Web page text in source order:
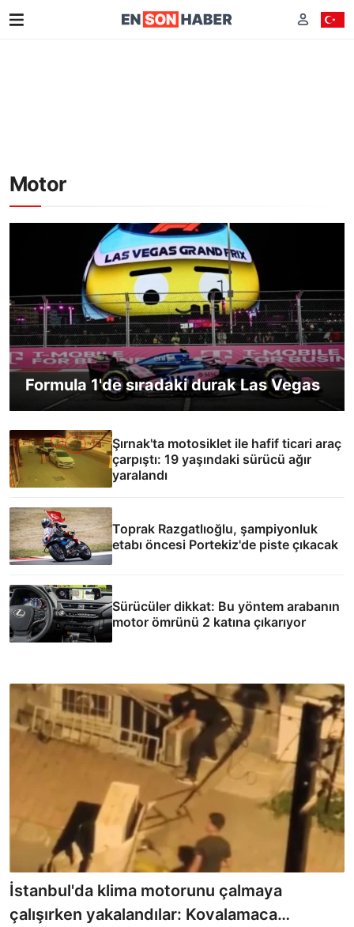
Motor
Formula 1'de sıradaki durak Las Vegas
Şırnak'ta motosiklet ile hafif ticari araç
çarpıştı: 19 yaşındaki sürücü ağır
yaralandı
Toprak Razgatlıoğlu, şampiyonluk
etabı öncesi Portekiz'de piste çıkacak
Sürücüler dikkat: Bu yöntem arabanın
motor ömrünü 2 katına çıkarıyor
İstanbul'da klima motorunu çalmaya
çalışırken yakalandılar: Kovalamaca